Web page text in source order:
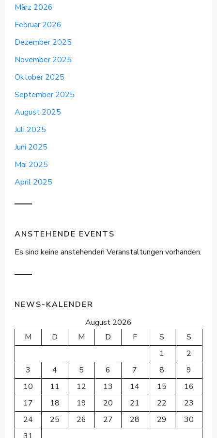
März 2026
Februar 2026
Dezember 2025
November 2025
Oktober 2025
September 2025
August 2025
Juli 2025
Juni 2025
Mai 2025
April 2025
ANSTEHENDE EVENTS
Es sind keine anstehenden Veranstaltungen vorhanden.
NEWS-KALENDER
August 2026
M
D M D F S
S
1
2
3
4 5 6 7 8
9
10
11 12 13 14 15
16
17
18 19 20 21 22
23
24
25 26 27 28 29
30